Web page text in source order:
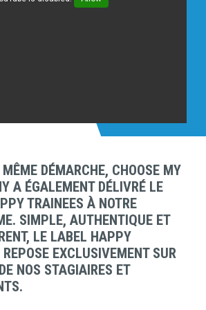
DÉMARCHE, CHOOSE MY
A ÉGALEMENT DÉLIVRÉ LE
TRAINEES À NOTRE
SIMPLE, AUTHENTIQUE ET
LE LABEL HAPPY
EXCLUSIVEMENT SUR
NOS STAGIAIRES ET